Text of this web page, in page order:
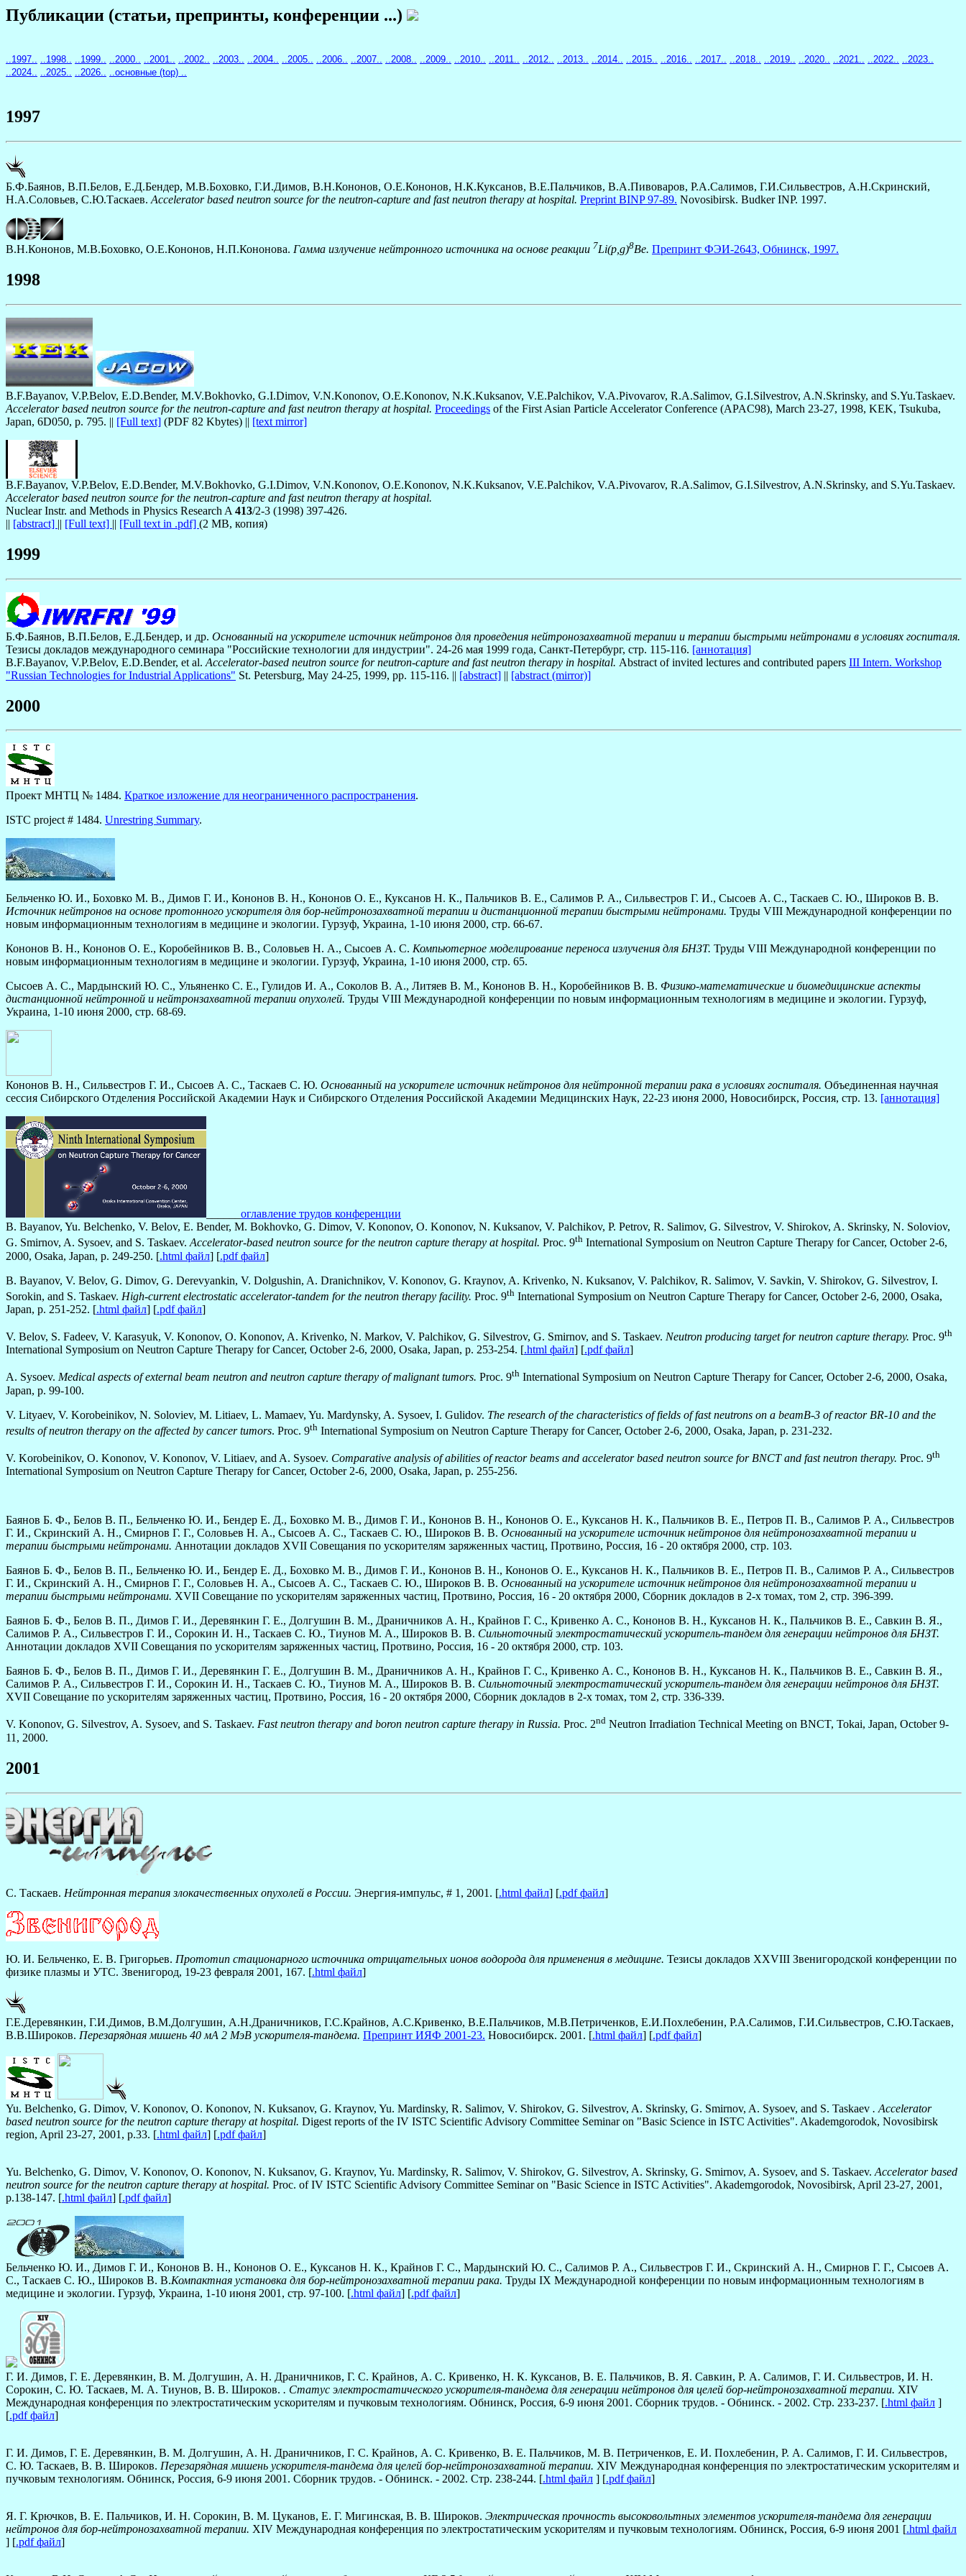
Публикации (статьи, препринты, конференции ...)
..1997.. ..1998.. ..1999.. ..2000.. ..2001.. ..2002.. ..2003.. ..2004.. ..2005.. ..2006.. ..2007.. ..2008.. ..2009.. ..2010.. ..2011.. ..2012.. ..2013.. ..2014.. ..2015.. ..2016.. ..2017.. ..2018.. ..2019.. ..2020.. ..2021.. ..2022..
..2023..
..2024..
..2025.. ..2026.. ..основные (top) ..
1997
Б.Ф.Баянов, В.П.Белов, Е.Д.Бендер, М.В.Боховко, Г.И.Димов, В.Н.Кононов, О.Е.Кононов, Н.К.Куксанов, В.Е.Пальчиков, В.А.Пивоваров, Р.А.Салимов, Г.И.Сильвестров, А.Н.Скринский,
Н.А.Соловьев, С.Ю.Таскаев. Accelerator based neutron source for the neutron-capture and fast neutron therapy at hospital. Preprint BINP 97-89. Novosibirsk. Budker INP. 1997.
В.Н.Кононов, М.В.Боховко, О.Е.Кононов, Н.П.Кононова. Гамма излучение нейтронного источника на основе реакции 7Li(p, g)8Be. Препринт ФЭИ-2643, Обнинск, 1997.
1998
B.F.Bayanov, V.P.Belov, E.D.Bender, M.V.Bokhovko, G.I.Dimov, V.N.Kononov, O.E.Kononov, N.K.Kuksanov, V.E.Palchikov, V.A.Pivovarov, R.A.Salimov, G.I.Silvestrov, A.N.Skrinsky, and S.Yu.Taskaev.
Accelerator based neutron source for the neutron-capture and fast neutron therapy at hospital. Proceedings of the First Asian Particle Accelerator Conference (APAC98), March 23-27, 1998, KEK, Tsukuba,
Japan, 6D050, p. 795. || [Full text] (PDF 82 Kbytes) || [text mirror]
B.F.Bayanov, V.P.Belov, E.D.Bender, M.V.Bokhovko, G.I.Dimov, V.N.Kononov, O.E.Kononov, N.K.Kuksanov, V.E.Palchikov, V.A.Pivovarov, R.A.Salimov, G.I.Silvestrov, A.N.Skrinsky, and S.Yu.Taskaev.
Accelerator based neutron source for the neutron-capture and fast neutron therapy at hospital.
Nuclear Instr. and Methods in Physics Research A 413/2-3 (1998) 397-426.
|| [abstract] || [Full text] || [Full text in .pdf] (2 МВ, копия)
1999
Б.Ф.Баянов, В.П.Белов, Е.Д.Бендер, и др. Основанный на ускорителе источник нейтронов для проведения нейтронозахватной терапии и терапии быстрыми нейтронами в условиях госпиталя.
Тезисы докладов международного семинара "Российские технологии для индустрии". 24-26 мая 1999 года, Санкт-Петербург, стр. 115-116. [аннотация]
B.F.Bayanov, V.P.Belov, E.D.Bender, et al. Accelerator-based neutron source for neutron-capture and fast neutron therapy in hospital. Abstract of invited lectures and contributed papers III Intern. Workshop
"Russian Technologies for Industrial Applications" St. Petersburg, May 24-25, 1999, pp. 115-116. || [abstract] || [abstract (mirror)]
2000
Проект МНТЦ № 1484. Краткое изложение для неограниченного распространения.
ISTC project # 1484. Unrestring Summary.
Бельченко Ю. И., Боховко М. В., Димов Г. И., Кононов В. Н., Кононов О. Е., Куксанов Н. К., Пальчиков В. Е., Салимов Р. А., Сильвестров Г. И., Сысоев А. С., Таскаев С. Ю., Широков В. В.
Источник нейтронов на основе протонного ускорителя для бор-нейтронозахватной терапии и дистанционной терапии быстрыми нейтронами. Труды VIII Международной конференции по
новым информационным технологиям в медицине и экологии. Гурзуф, Украина, 1-10 июня 2000, стр. 66-67.
Кононов В. Н., Кононов О. Е., Коробейников В. В., Соловьев Н. А., Сысоев А. С. Компьютерное моделирование переноса излучения для БНЗТ. Труды VIII Международной конференции по
новым информационным технологиям в медицине и экологии. Гурзуф, Украина, 1-10 июня 2000, стр. 65.
Сысоев А. С., Мардынский Ю. С., Ульяненко С. Е., Гулидов И. А., Соколов В. А., Литяев В. М., Кононов В. Н., Коробейников В. В. Физико-математические и биомедицинские аспекты
дистанционной нейтронной и нейтронзахватной терапии опухолей. Труды VIII Международной конференции по новым информационным технологиям в медицине и экологии. Гурзуф,
Украина, 1-10 июня 2000, стр. 68-69.
Кононов В. Н., Сильвестров Г. И., Сысоев А. С., Таскаев С. Ю. Основанный на ускорителе источник нейтронов для нейтронной терапии рака в условиях госпиталя. Объединенная научная
сессия Сибирского Отделения Российской Академии Наук и Сибирского Отделения Российской Академии Медицинских Наук, 22-23 июня 2000, Новосибирск, Россия, стр. 13. [аннотация]
оглавление трудов конференции
B. Bayanov, Yu. Belchenko, V. Belov, E. Bender, M. Bokhovko, G. Dimov, V. Kononov, O. Kononov, N. Kuksanov, V. Palchikov, P. Petrov, R. Salimov, G. Silvestrov, V. Shirokov, A. Skrinsky, N. Soloviov,
G. Smirnov, A. Sysoev, and S. Taskaev.Accelerator-based neutron source for the neutron capture therapy at hospital. Proc. 9th International Symposium on Neutron Capture Therapy for Cancer, October 2-6,
2000, Osaka, Japan, p. 249-250. [.html файл] [.pdf файл]
B. Bayanov, V. Belov, G. Dimov, G. Derevyankin, V. Dolgushin, A. Dranichnikov, V. Kononov, G. Kraynov, A. Krivenko, N. Kuksanov, V. Palchikov, R. Salimov, V. Savkin, V. Shirokov, G. Silvestrov, I.
Sorokin, and S. Taskaev. High-current electrostatic accelerator-tandem for the neutron therapy facility. Proc. 9th International Symposium on Neutron Capture Therapy for Cancer, October 2-6, 2000, Osaka,
Japan, p. 251-252. [.html файл] [.pdf файл]
V. Belov, S. Fadeev, V. Karasyuk, V. Kononov, O. Kononov, A. Krivenko, N. Markov, V. Palchikov, G. Silvestrov, G. Smirnov, and S. Taskaev. Neutron producing target for neutron capture therapy. Proc. 9th
International Symposium on Neutron Capture Therapy for Cancer, October 2-6, 2000, Osaka, Japan, p. 253-254. [.html файл] [.pdf файл]
A. Sysoev. Medical aspects of external beam neutron and neutron capture therapy of malignant tumors. Proc. 9th International Symposium on Neutron Capture Therapy for Cancer, October 2-6, 2000, Osaka,
Japan, p. 99-100.
V. Lityaev, V. Korobeinikov, N. Soloviev, M. Litiaev, L. Mamaev, Yu. Mardynsky, A. Sysoev, I. Gulidov. The research of the characteristics of fields of fast neutrons on a beamB-3 of reactor BR-10 and the
results of neutron therapy on the affected by cancer tumors. Proc. 9th International Symposium on Neutron Capture Therapy for Cancer, October 2-6, 2000, Osaka, Japan, p. 231-232.
V. Korobeinikov, O. Kononov, V. Kononov, V. Litiaev, and A. Sysoev. Comparative analysis of abilities of reactor beams and accelerator based neutron source for BNCT and fast neutron therapy. Proc. 9th
International Symposium on Neutron Capture Therapy for Cancer, October 2-6, 2000, Osaka, Japan, p. 255-256.
Баянов Б. Ф., Белов В. П., Бельченко Ю. И., Бендер Е. Д., Боховко М. В., Димов Г. И., Кононов В. Н., Кононов О. Е., Куксанов Н. К., Пальчиков В. Е., Петров П. В., Салимов Р. А., Сильвестров
Г. И., Скринский А. Н., Смирнов Г. Г., Соловьев Н. А., Сысоев А. С., Таскаев С. Ю., Широков В. В. Основанный на ускорителе источник нейтронов для нейтронозахватной терапии и
терапии быстрыми нейтронами. Аннотации докладов XVII Совещания по ускорителям заряженных частиц, Протвино, Россия, 16 - 20 октября 2000, стр. 103.
Баянов Б. Ф., Белов В. П., Бельченко Ю. И., Бендер Е. Д., Боховко М. В., Димов Г. И., Кононов В. Н., Кононов О. Е., Куксанов Н. К., Пальчиков В. Е., Петров П. В., Салимов Р. А., Сильвестров
Г. И., Скринский А. Н., Смирнов Г. Г., Соловьев Н. А., Сысоев А. С., Таскаев С. Ю., Широков В. В. Основанный на ускорителе источник нейтронов для нейтронозахватной терапии и
терапии быстрыми нейтронами. XVII Совещание по ускорителям заряженных частиц, Протвино, Россия, 16 - 20 октября 2000, Сборник докладов в 2-х томах, том 2, стр. 396-399.
Баянов Б. Ф., Белов В. П., Димов Г. И., Деревянкин Г. Е., Долгушин В. М., Драничников А. Н., Крайнов Г. С., Кривенко А. С., Кононов В. Н., Куксанов Н. К., Пальчиков В. Е., Савкин В. Я.,
Салимов Р. А., Сильвестров Г. И., Сорокин И. Н., Таскаев С. Ю., Тиунов М. А., Широков В. В. Сильноточный электростатический ускоритель-тандем для генерации нейтронов для БНЗТ.
Аннотации докладов XVII Совещания по ускорителям заряженных частиц, Протвино, Россия, 16 - 20 октября 2000, стр. 103.
Баянов Б. Ф., Белов В. П., Димов Г. И., Деревянкин Г. Е., Долгушин В. М., Драничников А. Н., Крайнов Г. С., Кривенко А. С., Кононов В. Н., Куксанов Н. К., Пальчиков В. Е., Савкин В. Я.,
Салимов Р. А., Сильвестров Г. И., Сорокин И. Н., Таскаев С. Ю., Тиунов М. А., Широков В. В. Сильноточный электростатический ускоритель-тандем для генерации нейтронов для БНЗТ.
XVII Совещание по ускорителям заряженных частиц, Протвино, Россия, 16 - 20 октября 2000, Сборник докладов в 2-х томах, том 2, стр. 336-339.
V. Kononov, G. Silvestrov, A. Sysoev, and S. Taskaev. Fast neutron therapy and boron neutron capture therapy in Russia. Proc. 2nd Neutron Irradiation Technical Meeting on BNCT, Tokai, Japan, October 9-
11, 2000.
2001
С. Таскаев. Нейтронная терапия злокачественных опухолей в России. Энергия-импульс, # 1, 2001. [.html файл] [.pdf файл]
Ю. И. Бельченко, Е. В. Григорьев. Прототип стационарного источника отрицательных ионов водорода для применения в медицине. Тезисы докладов XXVIII Звенигородской конференции по
физике плазмы и УТС. Звенигород, 19-23 февраля 2001, 167. [.html файл]
Г.Е.Деревянкин, Г.И.Димов, В.М.Долгушин, А.Н.Драничников, Г.С.Крайнов, А.С.Кривенко, В.Е.Пальчиков, М.В.Петриченков, Е.И.Похлебенин, Р.А.Салимов, Г.И.Сильвестров, С.Ю.Таскаев,
В.В.Широков. Перезарядная мишень 40 мА 2 МэВ ускорителя-тандема. Препринт ИЯФ 2001-23. Новосибирск. 2001. [.html файл] [.pdf файл]
Yu. Belchenko, G. Dimov, V. Kononov, O. Kononov, N. Kuksanov, G. Kraynov, Yu. Mardinsky, R. Salimov, V. Shirokov, G. Silvestrov, A. Skrinsky, G. Smirnov, A. Sysoev, and S. Taskaev . Accelerator
based neutron source for the neutron capture therapy at hospital. Digest reports of the IV ISTC Scientific Advisory Committee Seminar on "Basic Science in ISTC Activities". Akademgorodok, Novosibirsk
region, April 23-27, 2001, p.33. [.html файл] [.pdf файл]
Yu. Belchenko, G. Dimov, V. Kononov, O. Kononov, N. Kuksanov, G. Kraynov, Yu. Mardinsky, R. Salimov, V. Shirokov, G. Silvestrov, A. Skrinsky, G. Smirnov, A. Sysoev, and S. Taskaev. Accelerator based
neutron source for the neutron capture therapy at hospital. Proc. of IV ISTC Scientific Advisory Committee Seminar on "Basic Science in ISTC Activities". Akademgorodok, Novosibirsk, April 23-27, 2001,
p.138-147. [.html файл] [.pdf файл]
Бельченко Ю. И., Димов Г. И., Кононов В. Н., Кононов О. Е., Куксанов Н. К., Крайнов Г. С., Мардынский Ю. С., Салимов Р. А., Сильвестров Г. И., Скринский А. Н., Смирнов Г. Г., Сысоев А.
С., Таскаев С. Ю., Широков В. В.Компактная установка для бор-нейтронозахватной терапии рака. Труды IX Международной конференции по новым информационным технологиям в
медицине и экологии. Гурзуф, Украина, 1-10 июня 2001, стр. 97-100. [.html файл] [.pdf файл]
Г. И. Димов, Г. Е. Деревянкин, В. М. Долгушин, А. Н. Драничников, Г. С. Крайнов, А. С. Кривенко, Н. К. Куксанов, В. Е. Пальчиков, В. Я. Савкин, Р. А. Салимов, Г. И. Сильвестров, И. Н.
Сорокин, С. Ю. Таскаев, М. А. Тиунов, В. В. Широков. . Cтатус электростатического ускорителя-тандема для генерации нейтронов для целей бор-нейтронозахватной терапии. XIV
Международная конференция по электростатическим ускорителям и пучковым технологиям. Обнинск, Россия, 6-9 июня 2001. Сборник трудов. - Обнинск. - 2002. Стр. 233-237. [.html файл ]
[.pdf файл]
Г. И. Димов, Г. Е. Деревянкин, В. М. Долгушин, А. Н. Драничников, Г. С. Крайнов, А. С. Кривенко, В. Е. Пальчиков, М. В. Петриченков, Е. И. Похлебенин, Р. А. Салимов, Г. И. Сильвестров,
С. Ю. Таскаев, В. В. Широков. Перезарядная мишень ускорителя-тандема для целей бор-нейтронозахватной терапии. XIV Международная конференция по электростатическим ускорителям и
пучковым технологиям. Oбнинск, Россия, 6-9 июня 2001. Сборник трудов. - Обнинск. - 2002. Стр. 238-244. [.html файл ] [.pdf файл]
Я. Г. Крючков, В. Е. Пальчиков, И. Н. Сорокин, В. М. Цуканов, Е. Г. Мигинская, В. В. Широков. Электрическая прочность высоковольтных элементов ускорителя-тандема для генерации
нейтронов для бор-нейтронозахватной терапии. XIV Международная конференция по электростатическим ускорителям и пучковым технологиям. Обнинск, Россия, 6-9 июня 2001 [.html файл
] [.pdf файл]